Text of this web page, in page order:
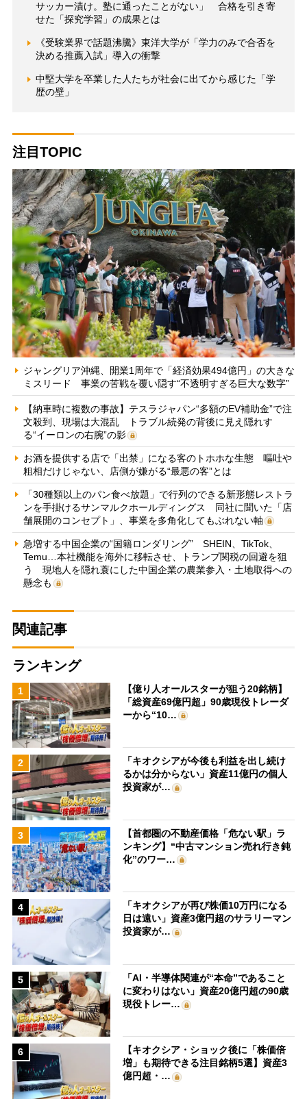
サッカー漬け。塾に通ったことがない」 合格を引き寄
せた「探究学習」の成果とは
《受験業界で話題沸騰》東洋大学が「学力のみで合否を
決める推薦入試」導入の衝撃
中堅大学を卒業した人たちが社会に出てから感じた「学
歴の壁」
注目TOPIC
ジャングリア沖縄、開業1周年で「経済効果494億円」の大きな
ミスリード 事業の苦戦を覆い隠す“不透明すぎる巨大な数字”
【納車時に複数の事故】テスラジャパン“多額のEV補助金”で注
文殺到、現場は大混乱 トラブル続発の背後に見え隠れす
る“イーロンの右腕”の影
お酒を提供する店で「出禁」になる客のトホホな生態 嘔吐や
粗相だけじゃない、店側が嫌がる“最悪の客”とは
「30種類以上のパン食べ放題」で行列のできる新形態レストラ
ンを手掛けるサンマルクホールディングス 同社に聞いた「店
舗展開のコンセプト」、事業を多角化してもぶれない軸
急増する中国企業の“国籍ロンダリング” SHEIN、TikTok、
Temu…本社機能を海外に移転させ、トランプ関税の回避を狙
う 現地人を隠れ蓑にした中国企業の農業参入・土地取得への
懸念も
関連記事
ランキング
1
【億り人オールスターが狙う20銘柄】
「総資産69億円超」90歳現役トレーダ
ーから“10…
2
「キオクシアが今後も利益を出し続け
るかは分からない」資産11億円の個人
投資家が…
3
【首都圏の不動産価格「危ない駅」ラ
ンキング】“中古マンション売れ行き鈍
化”のワー…
4
「キオクシアが再び株価10万円になる
日は遠い」資産3億円超のサラリーマン
投資家が…
5
「AI・半導体関連が“本命”であること
に変わりはない」資産20億円超の90歳
現役トレー…
6
【キオクシア・ショック後に「株価倍
増」も期待できる注目銘柄5選】資産3
億円超・…